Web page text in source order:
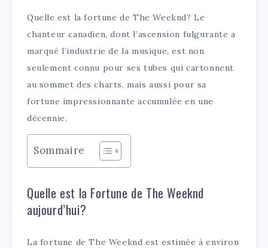
Quelle est la fortune de The Weeknd? Le
chanteur canadien, dont l’ascension fulgurante a
marqué l’industrie de la musique, est non
seulement connu pour ses tubes qui cartonnent
au sommet des charts, mais aussi pour sa
fortune impressionnante accumulée en une
décennie.
Sommaire
Quelle est la Fortune de The Weeknd
aujourd’hui?
La fortune de The Weeknd est estimée à environ